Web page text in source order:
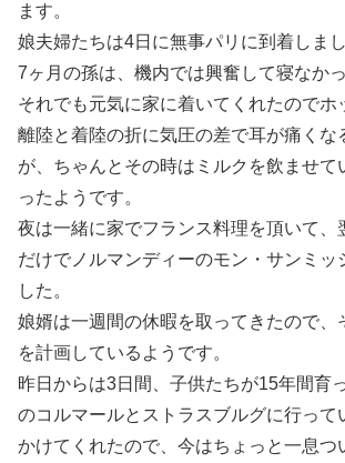
ます。
娘夫婦たちは4日に無事パリに到着しまし
7ヶ月の孫は、機内では興奮して寝なか
それでも元気に家に着いてくれたのでホ
離陸と着陸の折に気圧の差で耳が痛くな
が、ちゃんとその時はミルクを飲ませて
ったようです。
夜は一緒に家でフランス料理を頂いて、
だけでノルマンディーのモン・サンミッ
した。
娘婿は一週間の休暇を取ってきたので、
を計画しているようです。
昨日からは3日間、子供たちが15年間育
のコルマールとストラスブルグに行って
かけてくれたので、今はちょっと一息つ